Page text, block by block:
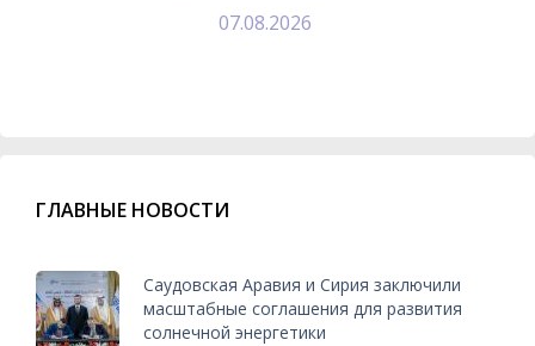
07.08.2026
ГЛАВНЫЕ НОВОСТИ
Саудовская Аравия и Сирия заключили
масштабные соглашения для развития
солнечной энергетики